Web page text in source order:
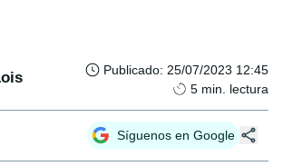
Publicado: 25/07/2023 12:45
5 min. lectura
Síguenos en Google